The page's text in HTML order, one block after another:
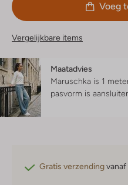
Voeg
Vergelijkbare items
Maatadvies
Maruschka is 1
pasvorm is
Gratis verzending